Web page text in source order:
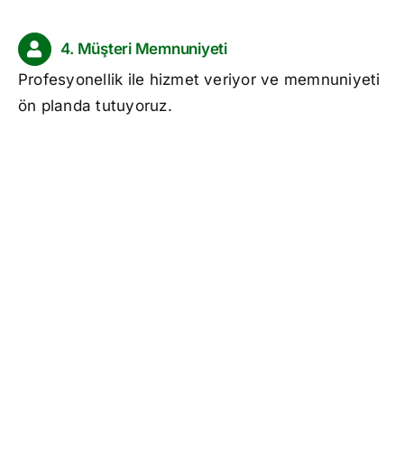
4. Müşteri Memnuniyeti
Profesyonellik ile hizmet veriyor ve memnuniyeti
ön planda tutuyoruz.